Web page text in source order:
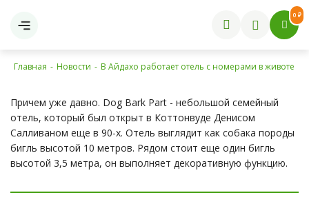
0 ₽
Главная - Новости - В Айдахо работает отель с номерами в животе
Причем уже давно. Dog Bark Part - небольшой семейный
отель, который был открыт в Коттонвуде Денисом
Салливаном еще в 90-х. Отель выглядит как собака породы
бигль высотой 10 метров. Рядом стоит еще один бигль
высотой 3,5 метра, он выполняет декоративную функцию.